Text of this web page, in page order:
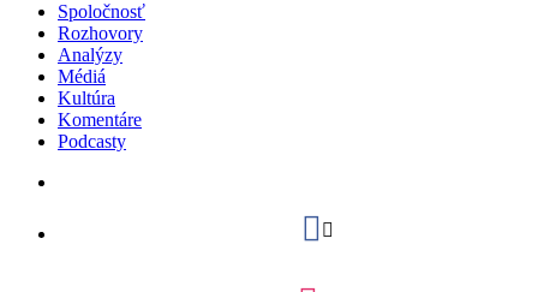
Spoločnosť
Rozhovory
Analýzy
Médiá
Kultúra
Komentáre
Podcasty